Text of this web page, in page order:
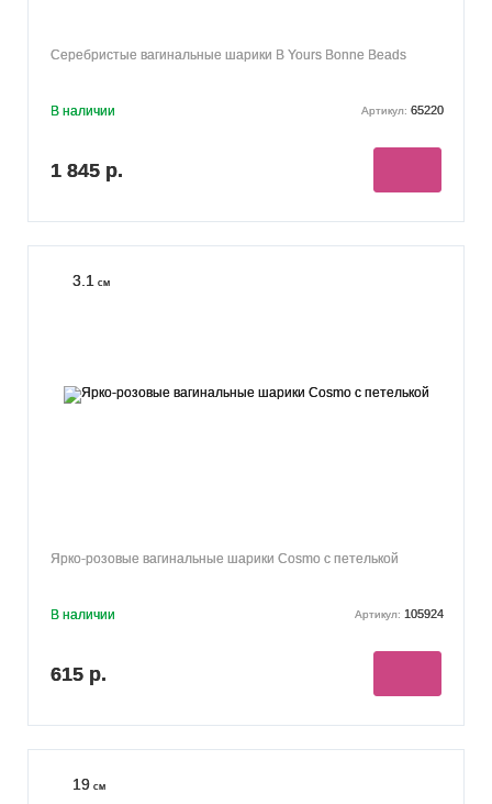
Серебристые вагинальные шарики B Yours Bonne Beads
В наличии Артикул: 65220
1 845 р.
3.1 см
Ярко-розовые вагинальные шарики Cosmo с петелькой
В наличии Артикул: 105924
615 р.
19 см